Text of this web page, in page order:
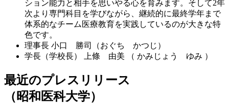
ション能力と相手を思いやる心を育みます。そして2年
次より専門科目を学びながら、継続的に最終学年まで
体系的なチーム医療教育を実践しているのが大きな特
色です。
理事長 小口 勝司（おぐち かつじ）
学長（学校長）
上條 由美 （ かみじょう ゆみ ）
最近のプレスリリース
（昭和医科大学）